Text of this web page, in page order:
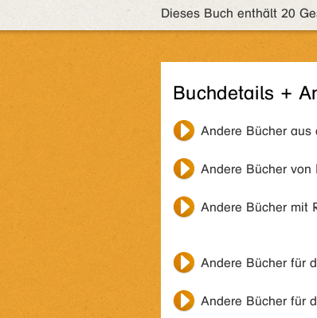
Dieses Buch enthält 20
Buchdetails +
Andere Bücher aus
Andere Bücher von
Andere Bücher mit
Andere Bücher für
Andere Bücher für